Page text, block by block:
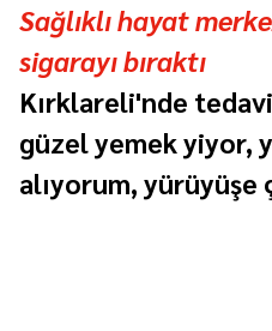
Sağlıklı hayat
sigarayı bıraktı
Kırklareli'nde
güzel yemek yiyor,
alıyorum, yürüyüşe